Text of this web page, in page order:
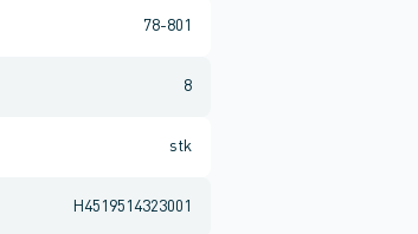
78-801
8
stk
H4519514323001